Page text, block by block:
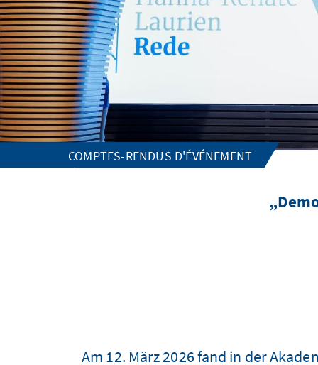
COMPTES-RENDUS D'ÉVÉNEMENT
Am 12. März 2026 fand in der